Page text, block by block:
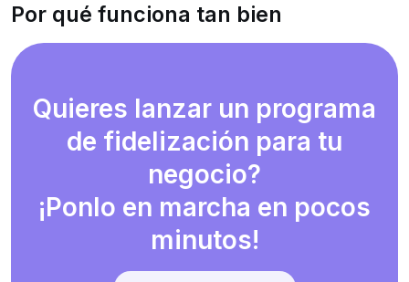
Por qué funciona tan bien
Quieres lanzar un programa
de fidelización para tu
negocio?
¡Ponlo en marcha en pocos
minutos!